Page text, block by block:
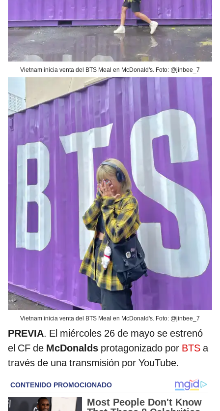
Vietnam inicia venta del BTS Meal en McDonald's. Foto: @jinbee_7
Vietnam inicia venta del BTS Meal en McDonald's. Foto: @jinbee_7
PREVIA. El miércoles 26 de mayo se estrenó
el CF de McDonalds protagonizado por BTS a
través de una transmisión por YouTube.